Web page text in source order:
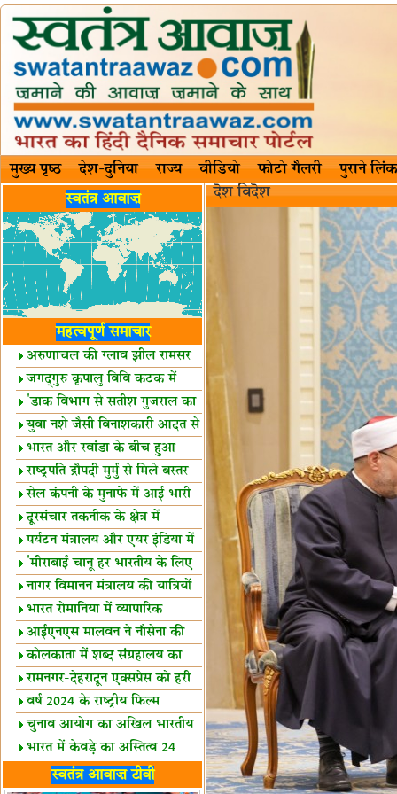
मुख्य पृष्ठ देश-दुनिया राज्य वीडियो फोटो गैलरी पुराने लिंक
स्वतंत्र आवाज़
महत्वपूर्ण समाचार
अरुणाचल की ग्लाव झील रामसर
स्थल घोषित
जगद्गुरु कृपालु विवि कटक में
शैक्षिक सत्र शुरू
'डाक विभाग से सतीश गुजराल का
रिश्ता गहरा'
युवा नशे जैसी विनाशकारी आदत से
दूर रहें-मोदी
भारत और रवांडा के बीच हुआ
व्यापार विस्तार
राष्ट्रपति द्रौपदी मुर्मु से मिले बस्तर
के प्रतिनिधि
सेल कंपनी के मुनाफे में आई भारी
उछाल!
दूरसंचार तकनीक के क्षेत्र में
उत्कृष्टता पुरस्कार
पर्यटन मंत्रालय और एयर इंडिया में
समझौता
'मीराबाई चानू हर भारतीय के लिए
प्रेरणा'
नागर विमानन मंत्रालय की यात्रियों
को सलाह
भारत रोमानिया में व्यापारिक
साझेदारियां
आईएनएस मालवन ने नौसेना की
ताकत बढ़ाई
कोलकाता में शब्द संग्रहालय का
उद्घाटन
रामनगर-देहरादून एक्सप्रेस को हरी
झंडीवर्ष 2024 के राष्ट्रीय फिल्म
पुरस्कारों की घोषणा
चुनाव आयोग का अखिल भारतीय
मीडिया सम्मेलन
भारत में केवड़े का अस्तित्‍व 24
लाख वर्ष!
लखनऊ में 'एक राष्ट्र एक चुनाव'
स्वतंत्र आवाज़ टीवी
दॆश‍ विदॆश‌